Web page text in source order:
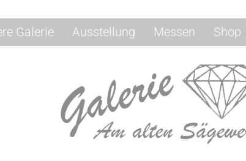
Galerie Ausstellung Messen Shop